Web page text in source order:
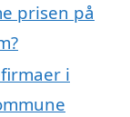
prisen på
i